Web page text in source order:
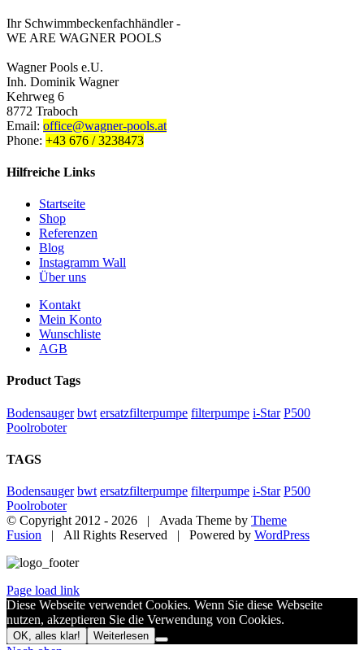
Ihr Schwimmbeckenfachhändler -
WE ARE WAGNER POOLS
Wagner Pools e.U.
Inh. Dominik Wagner
Kehrweg 6
8772 Traboch
Email: office@wagner-pools.at
Phone: +43 676 / 3238473
Hilfreiche Links
Startseite
Shop
Referenzen
Blog
Instagramm Wall
Über uns
Kontakt
Mein Konto
Wunschliste
AGB
Product Tags
Bodensauger bwt ersatzfilterpumpe filterpumpe i-Star P500
Poolroboter
TAGS
Bodensauger bwt ersatzfilterpumpe filterpumpe i-Star P500
Poolroboter
© Copyright 2012 - 2026 | Avada Theme by Theme
Fusion | All Rights Reserved | Powered by WordPress
Page load link
Diese Webseite verwendet Cookies. Wenn Sie diese Webseite
nutzen, akzeptieren Sie die Verwendung von Cookies.
OK, alles klar! Weiterlesen